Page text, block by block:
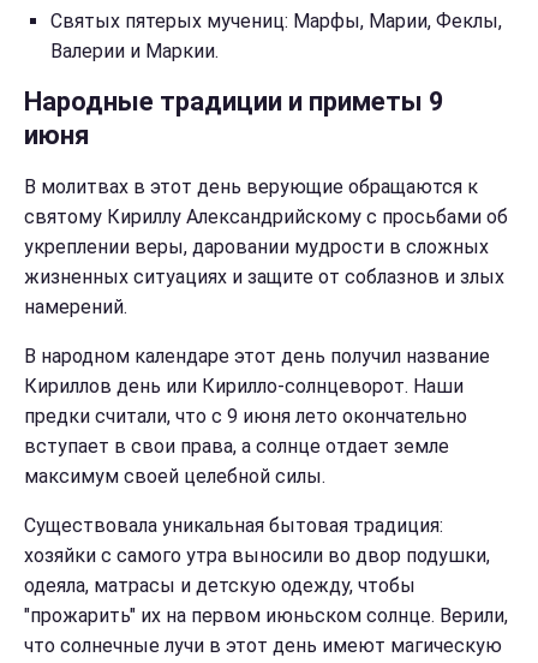
Святых пятерых мучениц: Марфы, Марии, Феклы,
Валерии и Маркии.
Народные традиции и приметы 9
июня
В молитвах в этот день верующие обращаются к
святому Кириллу Александрийскому с просьбами об
укреплении веры, даровании мудрости в сложных
жизненных ситуациях и защите от соблазнов и злых
намерений.
В народном календаре этот день получил название
Кириллов день или Кирилло-солнцеворот. Наши
предки считали, что с 9 июня лето окончательно
вступает в свои права, а солнце отдает земле
максимум своей целебной силы.
Существовала уникальная бытовая традиция:
хозяйки с самого утра выносили во двор подушки,
одеяла, матрасы и детскую одежду, чтобы
"прожарить" их на первом июньском солнце. Верили,
что солнечные лучи в этот день имеют магическую